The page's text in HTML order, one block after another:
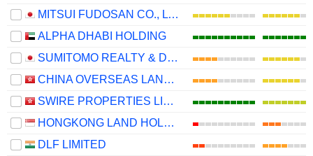
MITSUI FUDOSAN CO., LTD.
ALPHA DHABI HOLDING
SUMITOMO REALTY & DEVELOPMENT CO., LTD.
CHINA OVERSEAS LAND & INVESTMENT LIMITED
SWIRE PROPERTIES LIMITED
HONGKONG LAND HOLDINGS LIMITED
DLF LIMITED